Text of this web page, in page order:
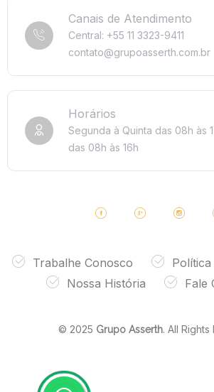
Canais de Atendimento
Central: +55 11 3323-9411
contato@grupoasserth.com.br
Horários
Segunda à Quinta das 08h às
das 08h às 16h
Trabalhe Conosco
Política
Nossa História
Fale
© 2025 Grupo Asserth. All Rights